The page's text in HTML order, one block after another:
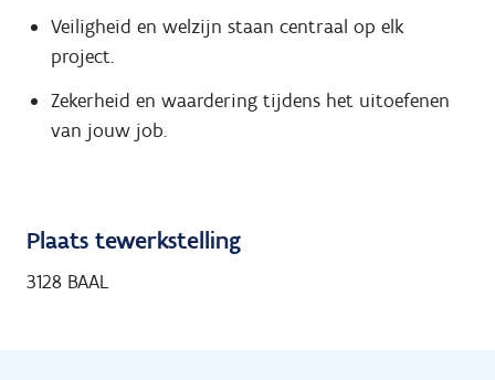
Veiligheid en welzijn staan centraal op elk
project.
Zekerheid en waardering tijdens het uitoefenen
van jouw job.
Plaats tewerkstelling
3128 BAAL